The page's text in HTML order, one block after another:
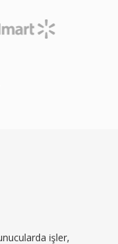
işler,